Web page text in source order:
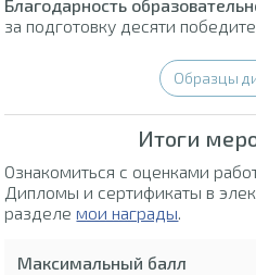
Благодарность
за подготовку десяти
Образцы
Итоги
Ознакомиться с оценками
Дипломы и сертификаты в
разделемои награды.
Максимальный балл